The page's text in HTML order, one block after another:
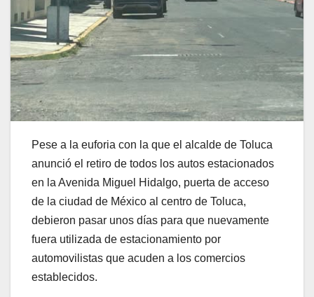
Pese a la euforia con la que el alcalde de Toluca
anunció el retiro de todos los autos estacionados
en la Avenida Miguel Hidalgo, puerta de acceso
de la ciudad de México al centro de Toluca,
debieron pasar unos días para que nuevamente
fuera utilizada de estacionamiento por
automovilistas que acuden a los comercios
establecidos.